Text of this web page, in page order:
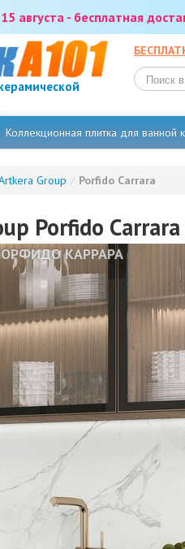
августа - бесплатная
Коллекционная плитка для ванной
Group / Porfido Carrara
Porfido Carrara
КАРРАРА